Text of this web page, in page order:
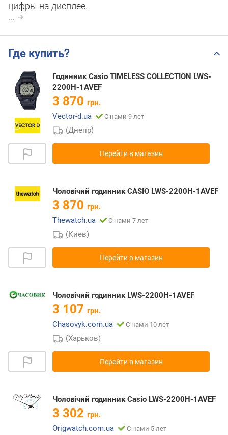
цифры на дисплее.
...
Где купить?
Годинник Casio TIMELESS COLLECTION LWS-
2200H-1AVEF
3 870 грн.
Vector-d.ua
С нами 9 лет
(Днепр)
Перейти в магазин
Чоловічий годинник CASIO LWS-2200H-1AVEF
3 870 грн.
Thewatch.ua
С нами 7 лет
(Киев)
Перейти в магазин
Чоловічий годинник LWS-2200H-1AVEF
3 107 грн.
Chasovyk.com.ua
С нами 10 лет
(Харьков)
Перейти в магазин
Чоловічий годинник Casio LWS-2200H-1AVEF
3 302 грн.
Origwatch.com.ua
С нами 5 лет